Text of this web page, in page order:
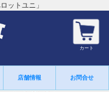
ットユニ」
カート
店舗情報 お問合せ